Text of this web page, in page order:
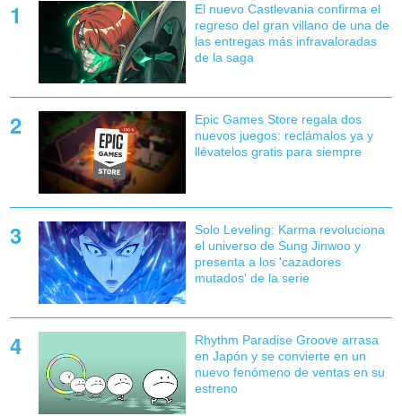
El nuevo Castlevania confirma el
regreso del gran villano de una de
las entregas más infravaloradas
de la saga
Epic Games Store regala dos
nuevos juegos: reclámalos ya y
llévatelos gratis para siempre
Solo Leveling: Karma revoluciona
el universo de Sung Jinwoo y
presenta a los 'cazadores
mutados' de la serie
Rhythm Paradise Groove arrasa
en Japón y se convierte en un
nuevo fenómeno de ventas en su
estreno